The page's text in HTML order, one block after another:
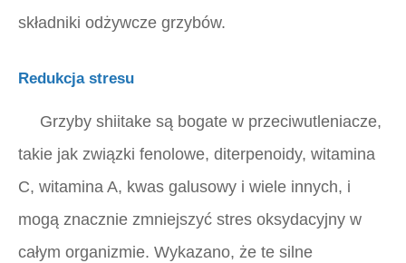
składniki odżywcze grzybów.
Redukcja stresu
Grzyby shiitake są bogate w przeciwutleniacze,
takie jak związki fenolowe, diterpenoidy, witamina
C, witamina A, kwas galusowy i wiele innych, i
mogą znacznie zmniejszyć stres oksydacyjny w
całym organizmie. Wykazano, że te silne